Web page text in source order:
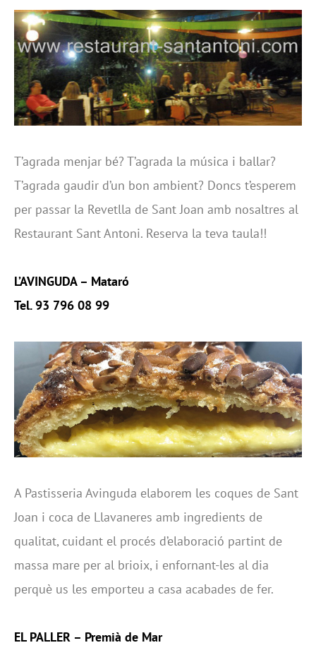
T’agrada menjar bé? T’agrada la música i ballar?
T’agrada gaudir d’un bon ambient? Doncs t’esperem
per passar la Revetlla de Sant Joan amb nosaltres al
Restaurant Sant Antoni. Reserva la teva taula!!
L’AVINGUDA – Mataró
Tel. 93 796 08 99
A Pastisseria Avinguda elaborem les coques de Sant
Joan i coca de Llavaneres amb ingredients de
qualitat, cuidant el procés d’elaboració partint de
massa mare per al brioix, i enfornant-les al dia
perquè us les emporteu a casa acabades de fer.
EL PALLER – Premià de Mar